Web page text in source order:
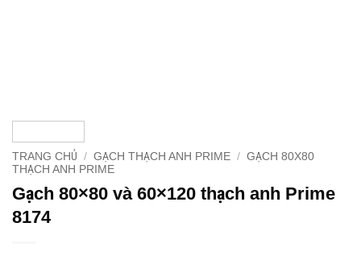
TRANG CHỦ / GẠCH THẠCH ANH PRIME / GẠCH 80X80
THẠCH ANH PRIME
Gạch 80×80 và 60×120 thạch anh Prime
8174